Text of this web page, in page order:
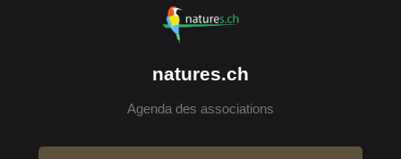
natures.ch
Agenda des associations